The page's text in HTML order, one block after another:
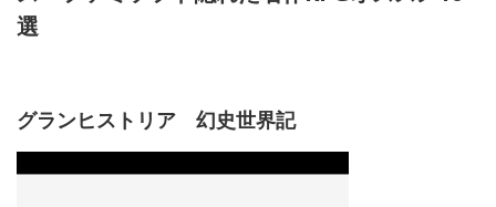
選
グランヒストリア 幻史世界記